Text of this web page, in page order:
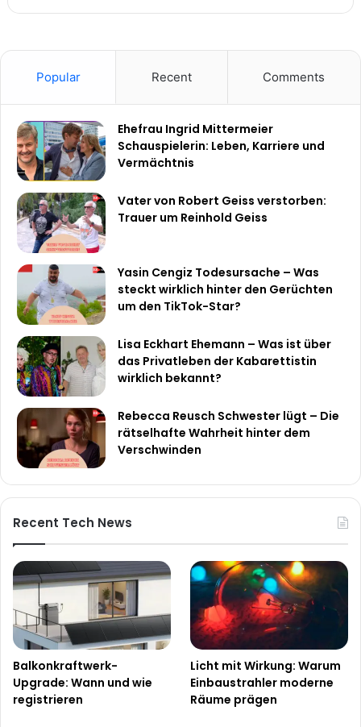
Popular Recent Comments
Ehefrau Ingrid Mittermeier
Schauspielerin: Leben, Karriere und
Vermächtnis
Vater von Robert Geiss verstorben:
Trauer um Reinhold Geiss
Yasin Cengiz Todesursache – Was
steckt wirklich hinter den Gerüchten
um den TikTok-Star?
Lisa Eckhart Ehemann – Was ist über
das Privatleben der Kabarettistin
wirklich bekannt?
Rebecca Reusch Schwester lügt – Die
rätselhafte Wahrheit hinter dem
Verschwinden
Recent Tech News
Balkonkraftwerk-
Upgrade: Wann und wie
registrieren
Licht mit Wirkung: Warum
Einbaustrahler moderne
Räume prägen